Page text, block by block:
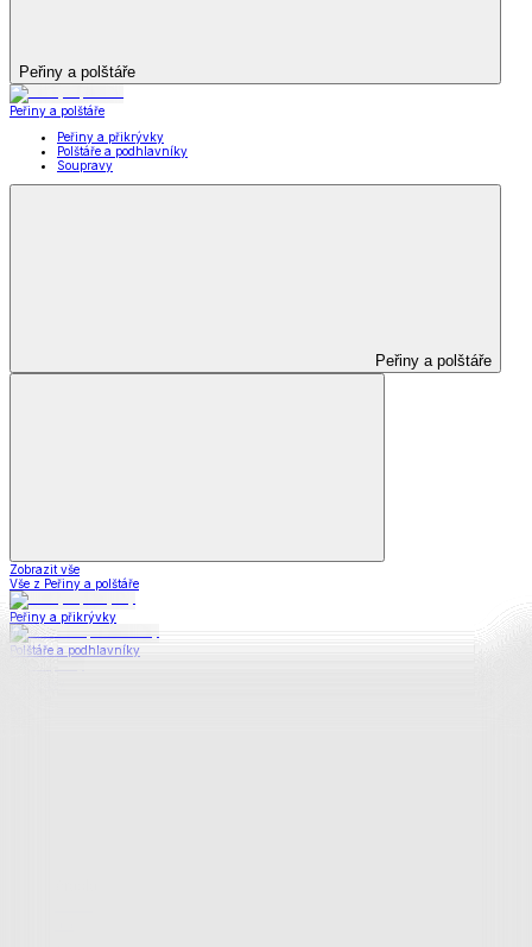
Peřiny a polštáře
Peřiny a polštáře
Peřiny a přikrývky
Polštáře a podhlavníky
Soupravy
Peřiny a polštáře
Zobrazit vše
Vše z Peřiny a polštáře
Peřiny a přikrývky
Polštáře a podhlavníky